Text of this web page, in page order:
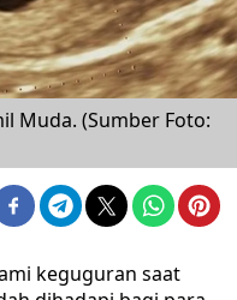
Muda. (Sumber Foto:
keguguran saat